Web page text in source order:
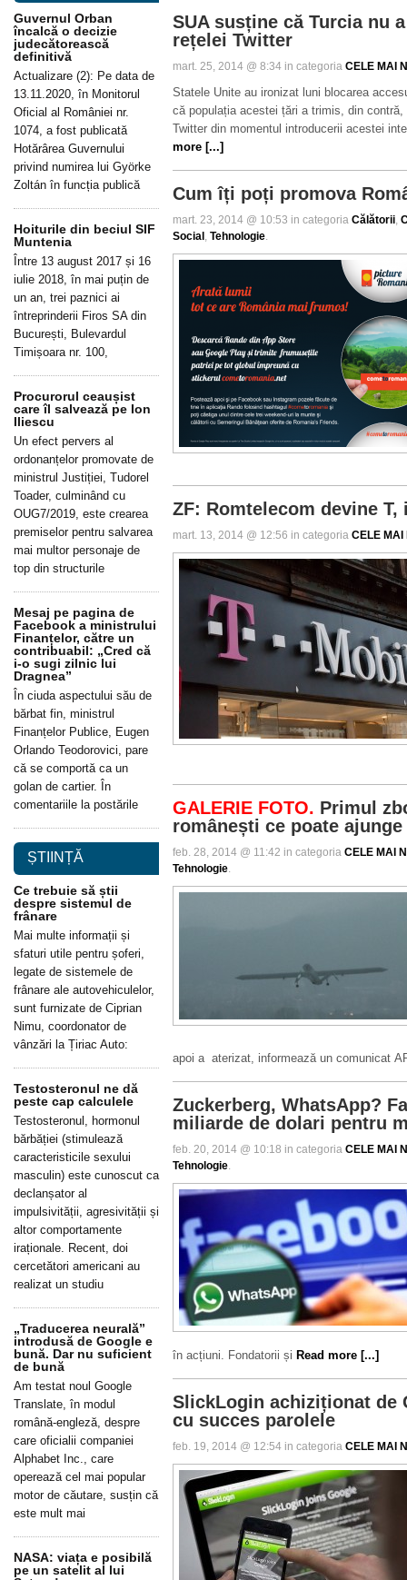
SUA susține că Turcia nu
rețelei Twitter
mart. 25, 2014 @ 8:34 in categoria CELE MAI
Statele Unite au ironizat luni blocarea
că populația acestei țări a trimis, din
Twitter din momentul introducerii acestei
more [...]
Cum îți poți promova
mart. 23, 2014 @ 10:53 in categoria Călătorii,
Social , Tehnologie.
ZF: Romtelecom devine
mart. 13, 2014 @ 12:56 in categoria CELE MAI
GALERIE FOTO. Primul
românești ce poate
feb. 28, 2014 @ 11:42 in categoria CELE MAI
Tehnologie.
apoi a aterizat, informează un comunicat
Zuckerberg, WhatsApp?
miliarde de dolari pentru
feb. 20, 2014 @ 10:18 in categoria CELE MAI
Tehnologie.
în acțiuni. Fondatorii și Read more [...]
SlickLogin achiziționat de
cu succes parolele
feb. 19, 2014 @ 12:54 in categoria CELE MAI
Guvernul Orban
încalcă o decizie
judecătorească
definitivă
Actualizare (2): Pe data de
13.11.2020, în Monitorul
Oficial al României nr.
1074, a fost publicată
Hotărârea Guvernului
privind numirea lui Györke
Zoltán în funcția publică
Hoiturile din beciul SIF
Muntenia
Între 13 august 2017 și 16
iulie 2018, în mai puțin de
un an, trei paznici ai
întreprinderii Firos SA din
București, Bulevardul
Timișoara nr. 100,
Procurorul ceaușist
care îl salvează pe Ion
Iliescu
Un efect pervers al
ordonanțelor promovate de
ministrul Justiției, Tudorel
Toader, culminând cu
OUG7/2019, este crearea
premiselor pentru salvarea
mai multor personaje de
top din structurile
Mesaj pe pagina de
Facebook a ministrului
Finanțelor, către un
contribuabil: „Cred că
i-o sugi zilnic lui
Dragnea”
În ciuda aspectului său de
bărbat fin, ministrul
Finanțelor Publice, Eugen
Orlando Teodorovici, pare
că se comportă ca un
golan de cartier. În
comentariile la postările
ȘTIINȚĂ
Ce trebuie să știi
despre sistemul de
frânare
Mai multe informații și
sfaturi utile pentru șoferi,
legate de sistemele de
frânare ale autovehiculelor,
sunt furnizate de Ciprian
Nimu, coordonator de
vânzări la Țiriac Auto:
Testosteronul ne dă
peste cap calculele
Testosteronul, hormonul
bărbăției (stimulează
caracteristicile sexului
masculin) este cunoscut ca
declanșator al
impulsivității, agresivității și
altor comportamente
iraționale. Recent, doi
cercetători americani au
realizat un studiu
„Traducerea neurală”
introdusă de Google e
bună. Dar nu suficient
de bună
Am testat noul Google
Translate, în modul
română-engleză, despre
care oficialii companiei
Alphabet Inc., care
operează cel mai popular
motor de căutare, susțin că
este mult mai
NASA: viața e posibilă
pe un satelit al lui